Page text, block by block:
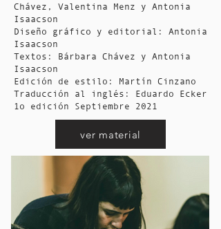
Chávez, Valentina Menz y Antonia
Isaacson
Diseño gráfico y editorial: Antonia
Isaacson
Textos: Bárbara Chávez y Antonia
Isaacson
Edición de estilo: Martín Cinzano
Traducción al inglés: Eduardo Ecker
1o edición Septiembre 2021
ver material